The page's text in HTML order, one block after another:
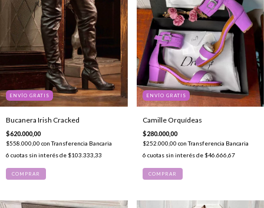
ENVÍO GRATIS
Bucanera Irish Cracked
$620.000,00
$558.000,00 con Transferencia Bancaria
6 cuotas sin interés de $103.333,33
COMPRAR
ENVÍO GRATIS
Camille Orquídeas
$280.000,00
$252.000,00 con Transferencia Bancaria
6 cuotas sin interés de $46.666,67
COMPRAR